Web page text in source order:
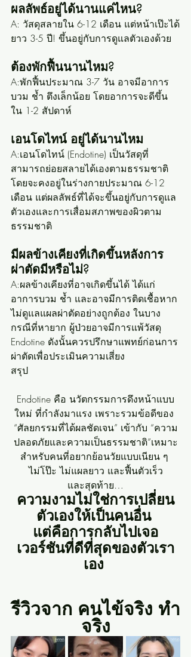
ผลลัพธ์อยู่ได้นานแค่ไหน?
A: วัสดุสลายใน 6-12 เดือน แต่หน้าเป๊ะได้
ยาว 3-5 ปี! ขึ้นอยู่กับการดูแลตัวเองด้วย
ต้องพักฟื้นนานไหม?
A:พักฟื้นประมาณ 3-7 วัน อาจมีอาการ
บวม ช้ำ ตึงเล็กน้อย โดยอาการจะดีขึ้น
ใน 1-2 สัปดาห์
เอนโดไทน์ อยู่ได้นานไหม
A:เอนโดไทน์ (Endotine) เป็นวัสดุที่
สามารถย่อยสลายได้เองตามธรรมชาติ
โดยจะคงอยู่ในร่างกายประมาณ 6-12
เดือน แต่ผลลัพธ์ที่ได้จะขึ้นอยู่กับการดูแล
ตัวเองและการเสื่อมสภาพของผิวตาม
ธรรมชาติ
มีผลข้างเคียงที่เกิดขึ้นหลังการ
ผ่าตัดมีหรือไม่?
A:ผลข้างเคียงที่อาจเกิดขึ้นได้ ได้แก่
อาการบวม ช้ำ และอาจมีการติดเชื้อหาก
ไม่ดูแลแผลผ่าตัดอย่างถูกต้อง ในบาง
กรณีที่หายาก ผู้ป่วยอาจมีการแพ้วัสดุ
Endotine ดังนั้นควรปรึกษาแพทย์ก่อนการ
ผ่าตัดเพื่อประเมินความเสี่ยง
สรุป
Endotine คือ นวัตกรรมการดึงหน้าแบบ
ใหม่ ที่กำลังมาแรง เพราะรวมข้อดีของ
“ศัลยกรรมที่ได้ผลชัดเจน” เข้ากับ “ความ
ปลอดภัยและความเป็นธรรมชาติ”เหมาะ
สำหรับคนที่อยากย้อนวัยแบบเนียน ๆ
ไม่โป๊ะ ไม่แผลยาว และฟื้นตัวเร็ว
และสุดท้าย…
ความงามไม่ใช่การเปลี่ยน
ตัวเองให้เป็นคนอื่น
แต่คือการกลับไปเจอ
เวอร์ชันที่ดีที่สุดของตัวเรา
เอง
รีวิวจาก คนไข้จริง ทำ
จริง